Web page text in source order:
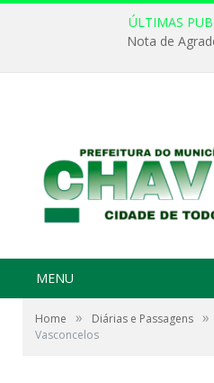
ÚLTIMAS
Nota de
MENU
Home » Diárias e Passagens »
Vasconcelos